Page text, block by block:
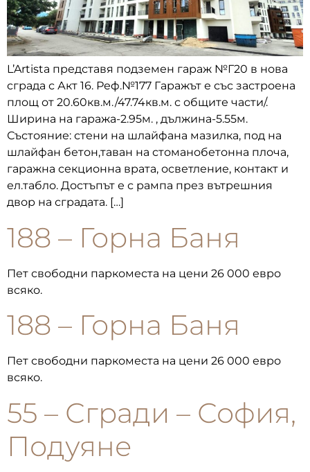
L’Artista представя подземен гараж №Г20 в нова
сграда с Акт 16. Реф.№177 Гаражът е със застроена
площ от 20.60кв.м./47.74кв.м. с общите части/.
Ширина на гаража-2.95м. , дължина-5.55м.
Състояние: стени на шлайфана мазилка, под на
шлайфан бетон,таван на стоманобетонна плоча,
гаражна секционна врата, осветление, контакт и
ел.табло. Достъпът е с рампа през вътрешния
двор на сградата. […]
188 – Горна Баня
Пет свободни паркоместа на цени 26 000 евро
всяко.
188 – Горна Баня
Пет свободни паркоместа на цени 26 000 евро
всяко.
55 – Сгради – София,
Подуяне